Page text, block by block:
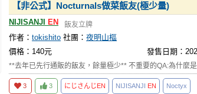
【非公式】Nocturnals做菜飯友(極少量)
NIJISANJI EN 飯友立牌
作者： tokishito 社團： 夜明山樞
價格：140元
發售日期：
**去年已先行通販的飯友，餘量極少** 不重要的QA:為什麼
3 3 にじさんじEN NIJISANJI EN Noctyx